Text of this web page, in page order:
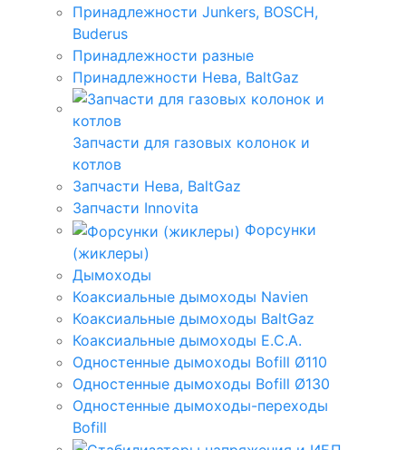
Принадлежности Junkers, BOSCH,
Buderus
Принадлежности разные
Принадлежности Нева, BaltGaz
Запчасти для газовых колонок и
котлов
Запчасти Нева, BaltGaz
Запчасти Innovita
Форсунки
(жиклеры)
Дымоходы
Коаксиальные дымоходы Navien
Коаксиальные дымоходы BaltGaz
Коаксиальные дымоходы E.C.A.
Одностенные дымоходы Bofill Ø110
Одностенные дымоходы Bofill Ø130
Одностенные дымоходы-переходы
Bofill